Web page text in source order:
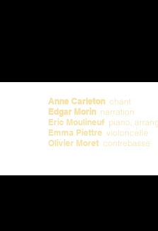
Anne Carleton chant
Edgar Morin narration
Eric Moulineuf piano,
Emma Piettre violoncelle
Olivier Moret contrebasse